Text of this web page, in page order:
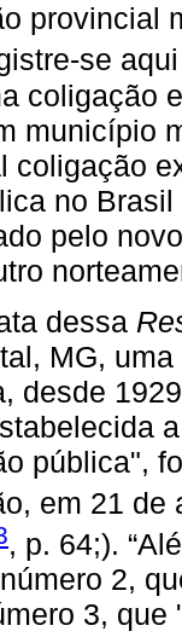
provincial
se
coligação
município
coligação
no
pelo
dessa
MG,
desde
pública",
em 21 de
, p. 64;).
2,
3,